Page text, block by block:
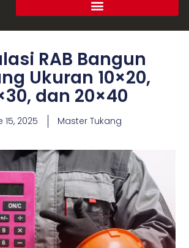
RAB Bangun
Ukuran 10×20,
dan 20×40
15, 2025 Master Tukang